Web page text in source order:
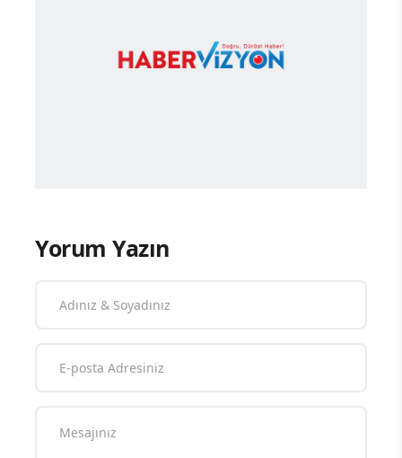
Yorum Yazın